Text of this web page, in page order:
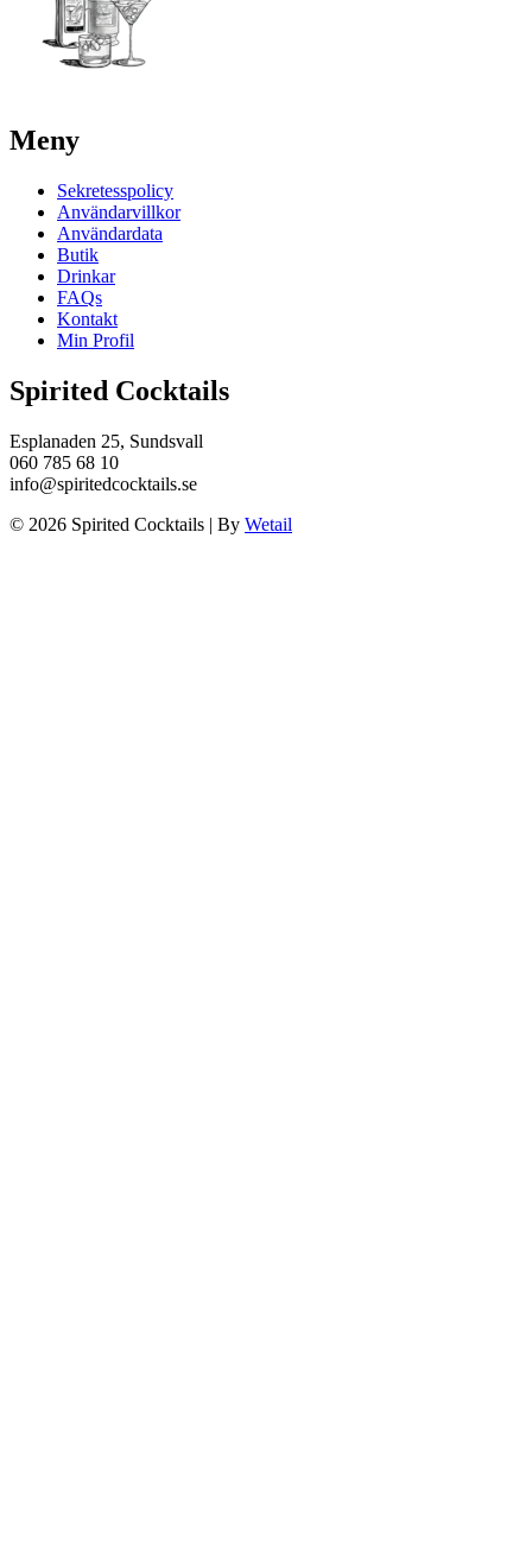
Meny
Sekretesspolicy
Användarvillkor
Användardata
Butik
Drinkar
FAQs
Kontakt
Min Profil
Spirited Cocktails
Esplanaden 25, Sundsvall
060 785 68 10
info@spiritedcocktails.se
© 2026 Spirited Cocktails | By Wetail